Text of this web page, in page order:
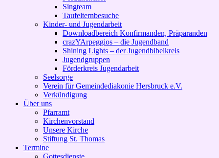
Singteam
Taufelternbesuche
Kinder- und Jugendarbeit
Downloadbereich Konfirmanden, Präparanden
crazYArpeggios – die Jugendband
Shining Lights – der Jugendbibelkreis
Jugendgruppen
Förderkreis Jugendarbeit
Seelsorge
Verein für Gemeindediakonie Hersbruck e.V.
Verkündigung
Über uns
Pfarramt
Kirchenvorstand
Unsere Kirche
Stiftung St. Thomas
Termine
Gottesdienste